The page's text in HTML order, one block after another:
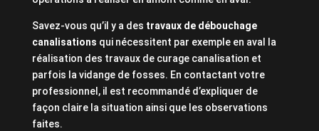
Savez-vous qu’il y a des travaux de débouchage
canalisations qui nécessitent par exemple en aval la
réalisation des travaux de curage canalisation et
parfois la vidange de fosses. En contactant votre
professionnel, il est recommandé d’expliquer de
façon claire la situation ainsi que les observations
faites.